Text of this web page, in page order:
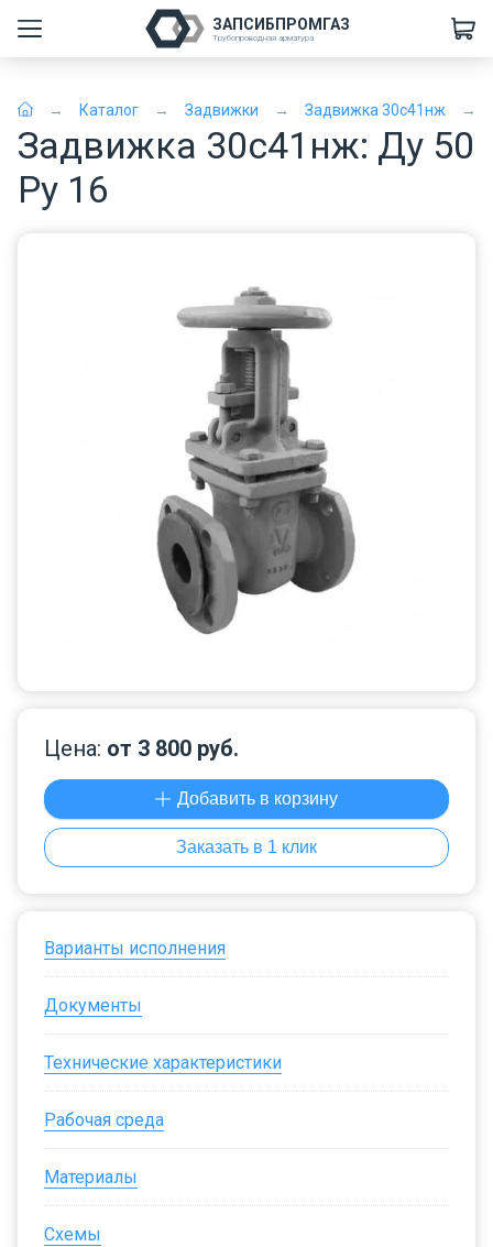
ЗАПСИБПРОМГАЗ
Трубопроводная арматура
Каталог Задвижки Задвижка 30с41нж
Задвижка 30с41нж: Ду 50
Ру 16
Цена: от 3 800 руб.
Добавить в корзину
Заказать в 1 клик
Варианты исполнения
Документы
Технические характеристики
Рабочая среда
Материалы
Схемы